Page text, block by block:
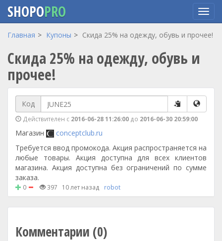
Перейти
основному
содержанию
SHOPOPRO
Главная Купоны Скида 25% на одежду, обувь и прочее!
Скида 25% на одежду, обувь и
прочее!
Код
Действителен с 2016-06-28 11:26:00 до 2016-06-30 20:59:00
Магазин
conceptclub.ru
Требуется ввод промокода. Акция распространяется на
любые товары. Акция доступна для всех клиентов
магазина. Акция доступна без ограничений по сумме
заказа.
0 397 10 лет назад robot
Комментарии (0)